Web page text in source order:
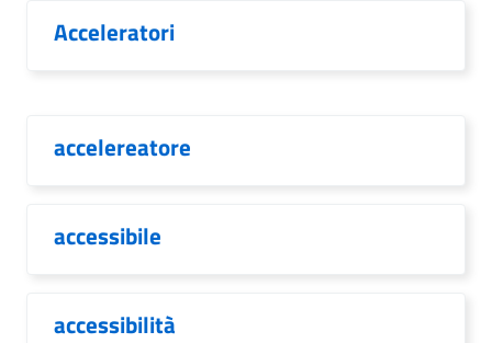
Acceleratori
accelereatore
accessibile
accessibilità